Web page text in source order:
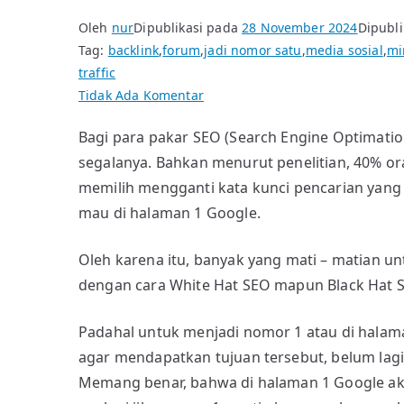
Oleh nurDipublikasi pada28 November 2024
Tag: backlink,forum,jadi nomor satu,media sosial,
traffic
Tidak Ada Komentarpada
Traffic
bukan
Hanya
Google
Bagi para pakar SEO (Search Engine
segalanya. Bahkan menurut penelitian, 40%
memilih mengganti kata kunci pencarian
mau di halaman 1 Google.
Oleh karena itu, banyak yang mati – matian
dengan cara White Hat SEO mapun Black Hat
Padahal untuk menjadi nomor 1 atau di
agar mendapatkan tujuan tersebut, belum
Memang benar, bahwa di halaman 1 Google